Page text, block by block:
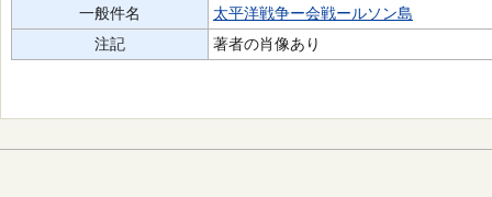
一般件名
太平洋戦争ー会戦ールソン島
注記
著者の肖像あり